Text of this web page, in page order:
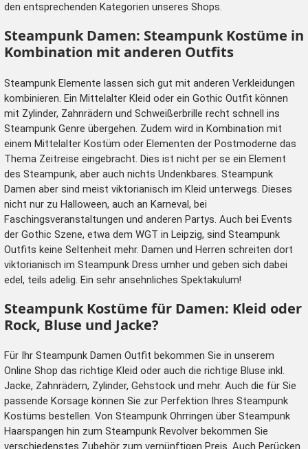
den entsprechenden Kategorien unseres Shops.
Steampunk Damen: Steampunk Kostüme in
Kombination mit anderen Outfits
Steampunk Elemente lassen sich gut mit anderen Verkleidungen
kombinieren. Ein Mittelalter Kleid oder ein Gothic Outfit können
mit Zylinder, Zahnrädern und Schweißerbrille recht schnell ins
Steampunk Genre übergehen. Zudem wird in Kombination mit
einem Mittelalter Kostüm oder Elementen der Postmoderne das
Thema Zeitreise eingebracht. Dies ist nicht per se ein Element
des Steampunk, aber auch nichts Undenkbares. Steampunk
Damen aber sind meist viktorianisch im Kleid unterwegs. Dieses
nicht nur zu Halloween, auch an Karneval, bei
Faschingsveranstaltungen und anderen Partys. Auch bei Events
der Gothic Szene, etwa dem WGT in Leipzig, sind Steampunk
Outfits keine Seltenheit mehr. Damen und Herren schreiten dort
viktorianisch im Steampunk Dress umher und geben sich dabei
edel, teils adelig. Ein sehr ansehnliches Spektakulum!
Steampunk Kostüme für Damen: Kleid oder
Rock, Bluse und Jacke?
Für Ihr Steampunk Damen Outfit bekommen Sie in unserem
Online Shop das richtige Kleid oder auch die richtige Bluse inkl.
Jacke, Zahnrädern, Zylinder, Gehstock und mehr. Auch die für Sie
passende Korsage können Sie zur Perfektion Ihres Steampunk
Kostüms bestellen. Von Steampunk Ohrringen über Steampunk
Haarspangen hin zum Steampunk Revolver bekommen Sie
verschiedenstes Zubehör zum vernünftigen Preis. Auch Perücken